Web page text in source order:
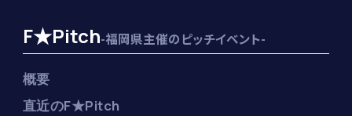
F★Pitch-福岡県主催のピッチイベント-
概要
直近のF★Pitch